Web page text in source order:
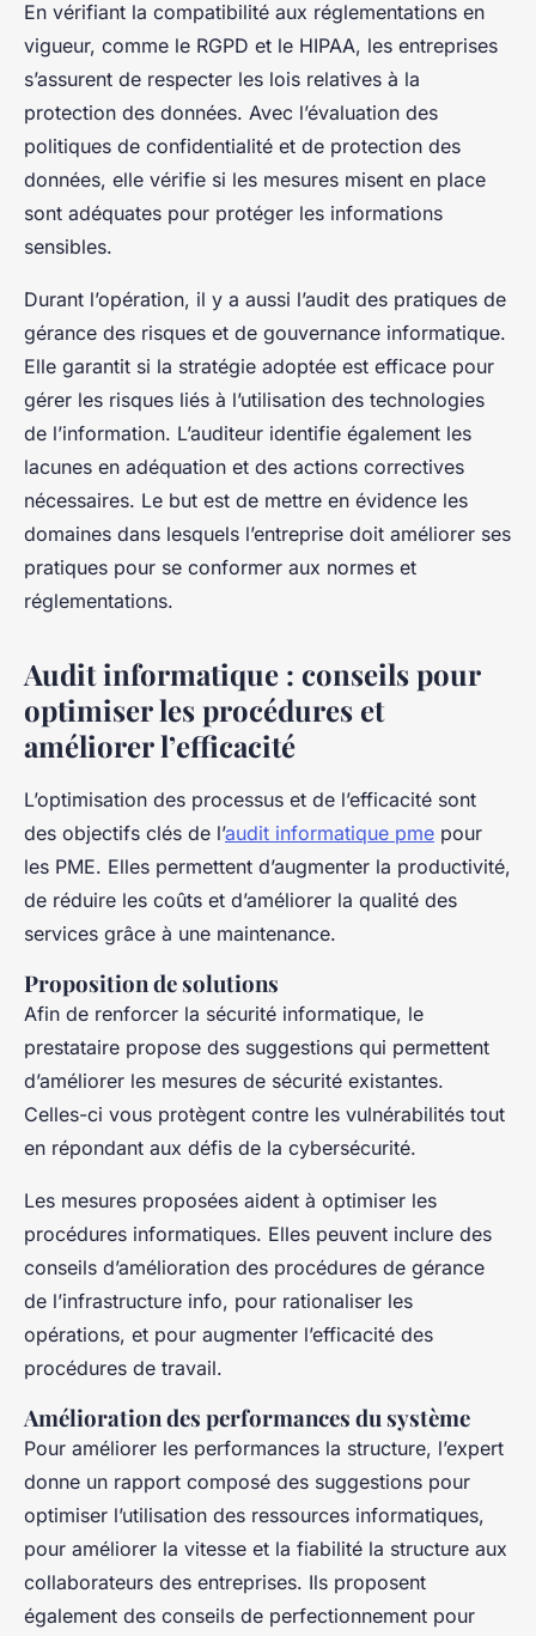
En vérifiant la compatibilité aux réglementations en
vigueur, comme le RGPD et le HIPAA, les entreprises
s’assurent de respecter les lois relatives à la
protection des données. Avec l’évaluation des
politiques de confidentialité et de protection des
données, elle vérifie si les mesures misent en place
sont adéquates pour protéger les informations
sensibles.
Durant l’opération, il y a aussi l’audit des pratiques de
gérance des risques et de gouvernance informatique.
Elle garantit si la stratégie adoptée est efficace pour
gérer les risques liés à l’utilisation des technologies
de l’information. L’auditeur identifie également les
lacunes en adéquation et des actions correctives
nécessaires. Le but est de mettre en évidence les
domaines dans lesquels l’entreprise doit améliorer ses
pratiques pour se conformer aux normes et
réglementations.
Audit informatique : conseils pour
optimiser les procédures et
améliorer l’efficacité
L’optimisation des processus et de l’efficacité sont
des objectifs clés de l’audit informatique pme pour
les PME. Elles permettent d’augmenter la productivité,
de réduire les coûts et d’améliorer la qualité des
services grâce à une maintenance.
Proposition de solutions
Afin de renforcer la sécurité informatique, le
prestataire propose des suggestions qui permettent
d’améliorer les mesures de sécurité existantes.
Celles-ci vous protègent contre les vulnérabilités tout
en répondant aux défis de la cybersécurité.
Les mesures proposées aident à optimiser les
procédures informatiques. Elles peuvent inclure des
conseils d’amélioration des procédures de gérance
de l’infrastructure info, pour rationaliser les
opérations, et pour augmenter l’efficacité des
procédures de travail.
Amélioration des performances du système
Pour améliorer les performances la structure, l’expert
donne un rapport composé des suggestions pour
optimiser l’utilisation des ressources informatiques,
pour améliorer la vitesse et la fiabilité la structure aux
collaborateurs des entreprises. Ils proposent
également des conseils de perfectionnement pour